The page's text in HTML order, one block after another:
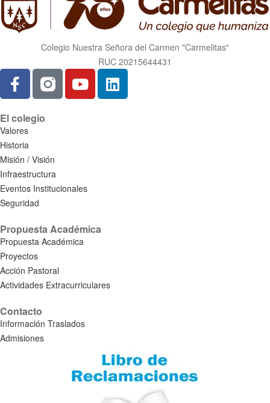
Colegio Nuestra Señora del Carmen "Carmelitas"
RUC 20215644431
El colegio
Valores
Historia
Misión / Visión
Infraestructura
Eventos Institucionales
Seguridad
Propuesta Académica
Propuesta Académica
Proyectos
Acción Pastoral
Actividades Extracurriculares
Contacto
Información Traslados
Admisiones